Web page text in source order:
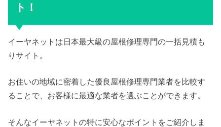
ト！
イーヤネットは日本最大級の屋根修理専門の一括見積も
りサイト。
お住いの地域に密着した優良屋根修理専門業者を比較す
ることで、お客様に最適な業者を選ぶことができます。
そんなイーヤネットの特に安心なポイントをご紹介しま